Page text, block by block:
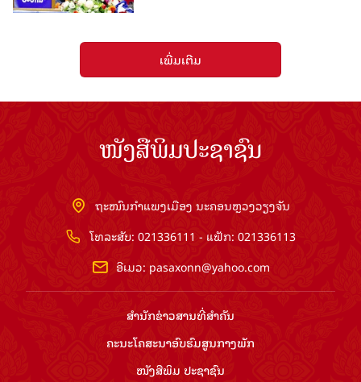
ເພີ່ມເຕີມ
ໜັງສືພິມປະຊາຊົນ
ຖະໜົນກຳແພງເມືອງ ນະຄອນຫຼວງວຽງຈັນ
ໂທລະສັບ: 021336111 - ແຟັກ: 021336113
ອີເມວ: pasaxonn@yahoo.com
ສຳ​ນັກ​ຂ່າວ​ສານ​ທີ່​ສຳ​ຄັນ​
ຄະນະໂຄສະນາອົບຮົມ​ສູນ​ກາງ​ພັກ
ໜັງສືພິມ ປະ​ຊາ​ຊົນ